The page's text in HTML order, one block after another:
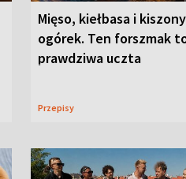
Mięso, kiełbasa i kiszony
ogórek. Ten forszmak
prawdziwa uczta
Przepisy